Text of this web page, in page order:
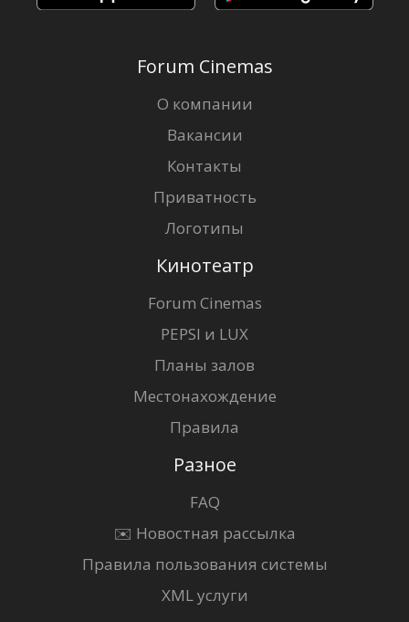
Forum Cinemas
О компании
Вакансии
Контакты
Приватность
Логотипы
Кинотеатр
Forum Cinemas
PEPSI и LUX
Планы залов
Местонахождение
Правила
Разное
FAQ
✉️ Новостная рассылка
Правила пользования системы
XML услуги